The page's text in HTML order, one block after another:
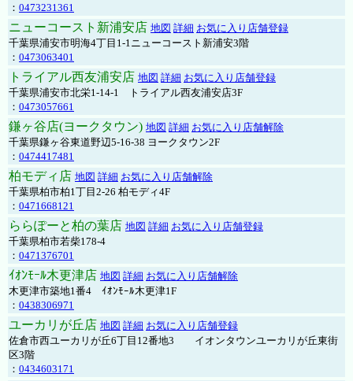
： 0473231361
ニューコースト新浦安店 地図 詳細 お気に入り店舗登録
千葉県浦安市明海4丁目1-1ニューコースト新浦安3階
： 0473063401
トライアル西友浦安店 地図 詳細 お気に入り店舗登録
千葉県浦安市北栄1-14-1 トライアル西友浦安店3F
： 0473057661
鎌ヶ谷店(ヨークタウン) 地図 詳細 お気に入り店舗解除
千葉県鎌ヶ谷東道野辺5-16-38 ヨークタウン2F
： 0474417481
柏モディ店 地図 詳細 お気に入り店舗解除
千葉県柏市柏1丁目2-26 柏モディ4F
： 0471668121
ららぽーと柏の葉店 地図 詳細 お気に入り店舗登録
千葉県柏市若柴178-4
： 0471376701
ｲｵﾝﾓｰﾙ木更津店 地図 詳細 お気に入り店舗解除
木更津市築地1番4 ｲｵﾝﾓｰﾙ木更津1F
： 0438306971
ユーカリが丘店 地図 詳細 お気に入り店舗登録
佐倉市西ユーカリが丘6丁目12番地3 イオンタウンユーカリが丘東街
区3階
： 0434603171